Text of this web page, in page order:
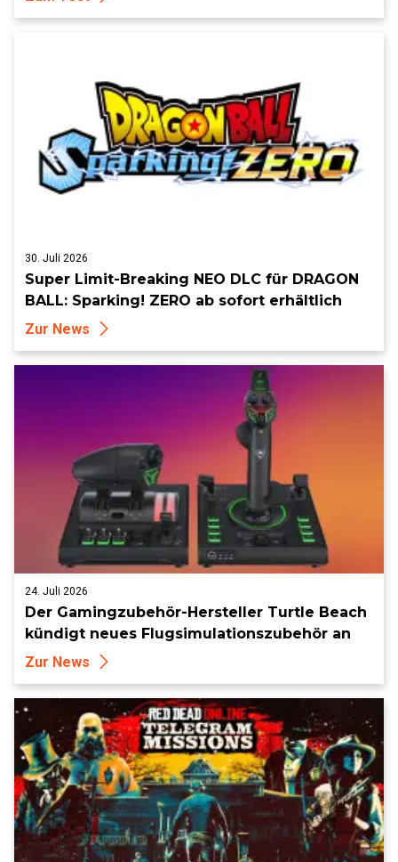
30. Juli 2026
Super Limit-Breaking NEO DLC für DRAGON
BALL: Sparking! ZERO ab sofort erhältlich
Zur News
24. Juli 2026
Der Gamingzubehör-Hersteller Turtle Beach
kündigt neues Flugsimulationszubehör an
Zur News